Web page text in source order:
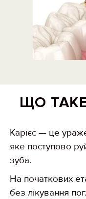
ЩО
Карієс — це
яке поступово
зуба.
На початкових
без лікування